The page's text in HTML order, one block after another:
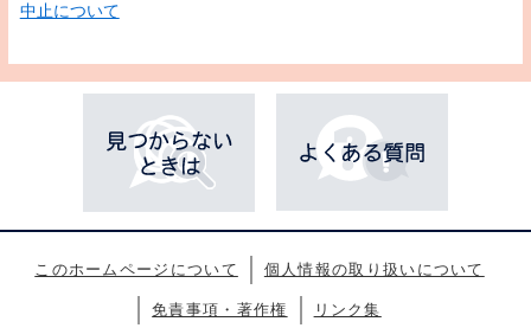
中止について
このホームページについて 個人情報の取り扱いについて
免責事項・著作権 リンク集